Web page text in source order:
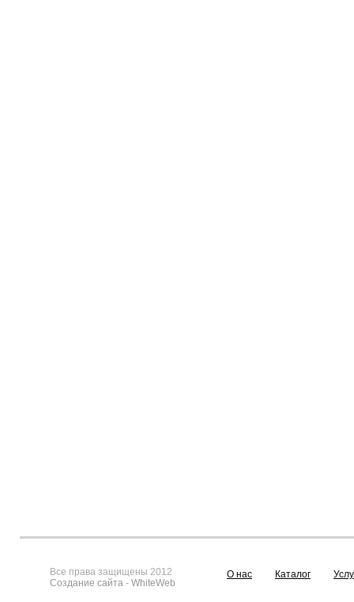
Все права защищены 2012
Создание сайта - WhiteWeb
О нас Каталог